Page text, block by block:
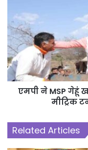
एमपी ने MSP गेहूं
मीट्रिक
Related Articles